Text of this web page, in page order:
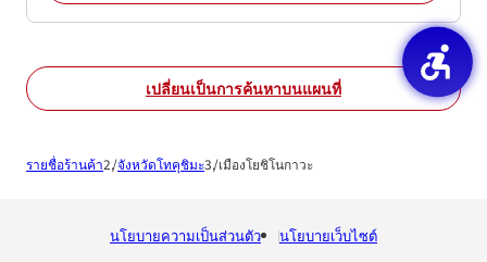
เปลี่ยนเป็นการค้นหาบนแผนที่
รายชื่อร้านค้า จังหวัดโทคุชิมะ เมืองโยชิโนกาวะ
นโยบายความเป็นส่วนตัว นโยบายเว็บไซต์